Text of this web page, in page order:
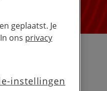
geplaatst. Je
ons privacy
instellingen